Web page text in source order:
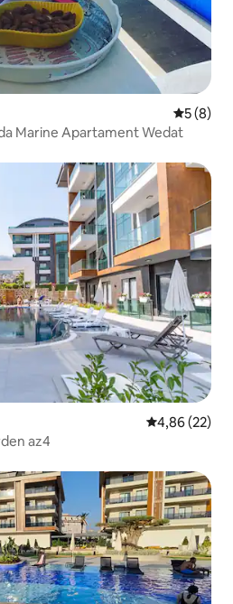
Średnia
5 (8)
Marine Apartament Wedat
Średnia
4,86 (22)
az4